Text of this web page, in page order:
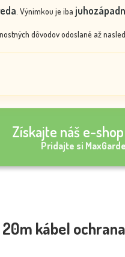
. Výnimkou je iba
dôvodov odoslané až
Získajte náš e-
Pridajte si
kábel